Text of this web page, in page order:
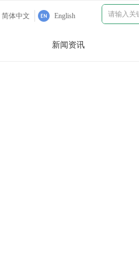
新闻资讯
简体中文 English